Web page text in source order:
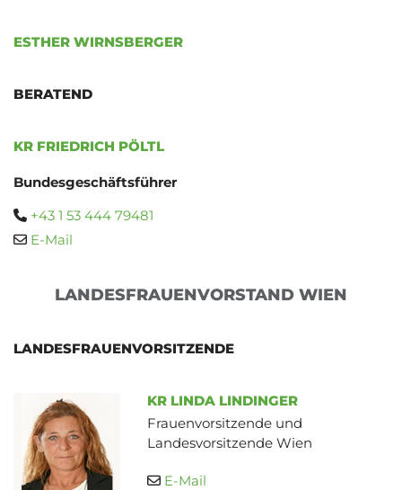
ESTHER WIRNSBERGER
BERATEND
KR FRIEDRICH PÖLTL
Bundesgeschäftsführer
 +43 1 53 444 79481
 E-Mail
LANDESFRAUENVORSTAND WIEN
LANDESFRAUENVORSITZENDE
KR LINDA LINDINGER
Frauenvorsitzende und
Landesvorsitzende Wien
 E-Mail